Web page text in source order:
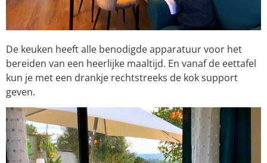
De keuken heeft alle benodigde apparatuur voor het
bereiden van een heerlijke maaltijd. En vanaf de eettafel
kun je met een drankje rechtstreeks de kok support
geven.